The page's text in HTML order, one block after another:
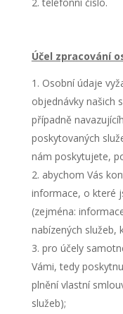
Účel zpracování
Osobní údaje
objednávky našich
případně
poskytovaných
nám poskytujete,
abychom Vás
informace, o které
(zejména:
nabízených služeb,
pro účely
Vámi, tedy
plnění vlastní
služeb);